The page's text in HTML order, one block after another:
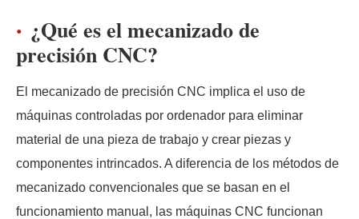
¿Qué es el mecanizado de
precisión CNC?
El mecanizado de precisión CNC implica el uso de
máquinas controladas por ordenador para eliminar
material de una pieza de trabajo y crear piezas y
componentes intrincados. A diferencia de los métodos de
mecanizado convencionales que se basan en el
funcionamiento manual, las máquinas CNC funcionan